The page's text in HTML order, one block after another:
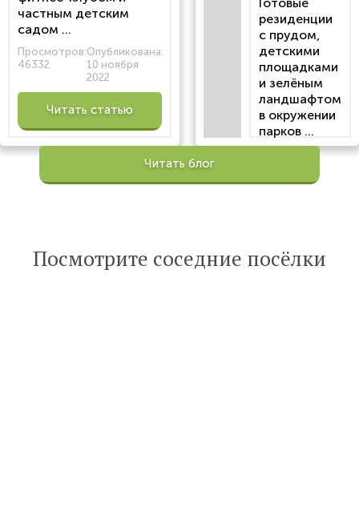
частным детским
садом ...
Просмотров:
46332
Опубликована:
10 ноября
2022
Читать статью
резиденции
с прудом,
детскими
площадками
и зелёным
ландшафтом
в окружении
парков ...
Просмотров:
Опубликована:
статью
Читать блог
Посмотрите соседние посёлки